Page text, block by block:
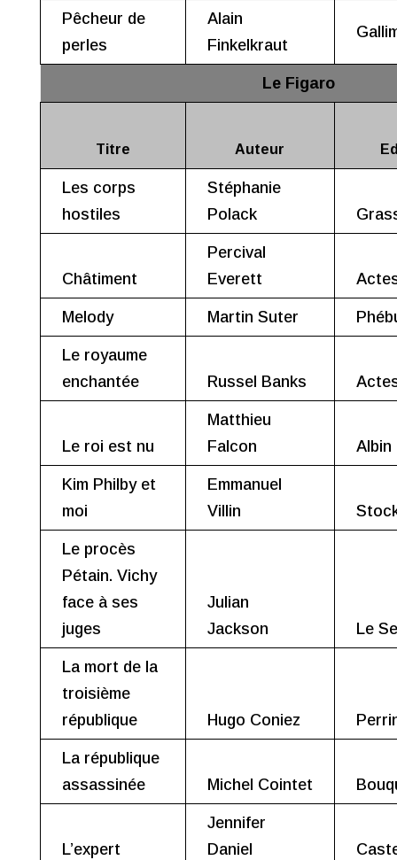
Pêcheur de
perles
Alain
Finkelkraut
Le Figaro
Titre Auteur
Les corps
hostiles
Stéphanie
Polack
Châtiment
Percival
Everett
Melody Martin Suter
Le royaume
enchantée
Russel Banks
Le roi est nu
Matthieu
Falcon
Albin
Kim Philby et
moi
Emmanuel
Villin
Le procès
Pétain. Vichy
face à ses
juges
Julian
Jackson
Le
La mort de la
troisième
république
Hugo Coniez
La république
assassinée
Michel Cointet
L’expert
Jennifer
Daniel